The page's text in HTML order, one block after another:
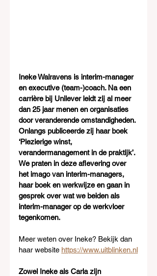
Ineke Walravens is interim-manager
en executive (team-)coach. Na een
carrière bij Unilever leidt zij al meer
dan 25 jaar menen en organisaties
door veranderende omstandigheden.
Onlangs publiceerde zij haar boek
‘Plezierige winst,
verandermanagement in de praktijk’.
We praten in deze aflevering over
het imago van interim-managers,
haar boek en werkwijze en gaan in
gesprek over wat we beiden als
interim-manager op de werkvloer
tegenkomen.
Meer weten over Ineke? Bekijk dan
haar website https://www.uitblinken.nl
Zowel Ineke als Carla zijn